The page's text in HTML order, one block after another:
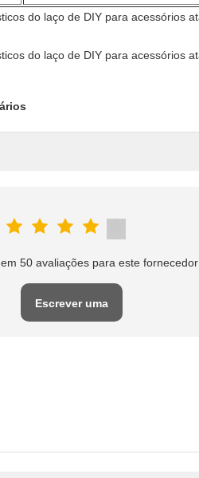
50 avaliações para este fornecedor
Escrever uma